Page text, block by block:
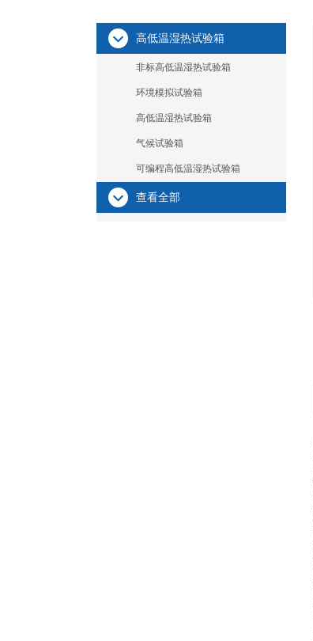
高低温湿热试验箱
非标高低温湿热试验箱
环境模拟试验箱
高低温湿热试验箱
气候试验箱
可编程高低温湿热试验箱
查看全部